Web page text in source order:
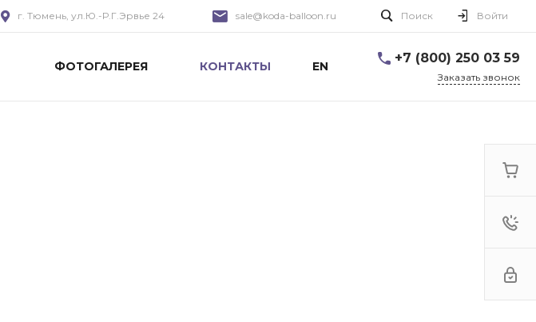
г. Тюмень, ул.Ю.-Р.Г.Эрвье 24 sale@koda-balloon.ru Поиск Войти
ФОТОГАЛЕРЕЯ КОНТАКТЫ EN
+7 (800) 250 03 59
Заказать звонок